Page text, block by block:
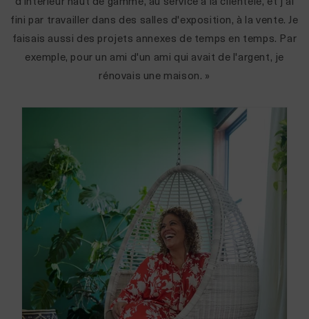
d'intérieur haut de gamme, au service à la clientèle, et j'ai
fini par travailler dans des salles d'exposition, à la vente. Je
faisais aussi des projets annexes de temps en temps. Par
exemple, pour un ami d'un ami qui avait de l'argent, je
rénovais une maison. »